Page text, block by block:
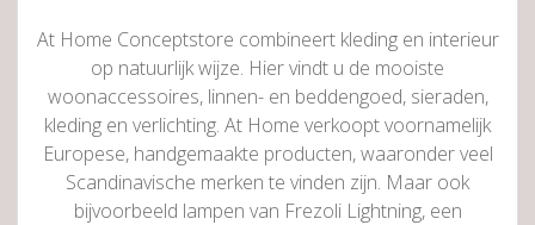
At Home Conceptstore combineert kleding en interieur
op natuurlijk wijze. Hier vindt u de mooiste
woonaccessoires, linnen- en beddengoed, sieraden,
kleding en verlichting. At Home verkoopt voornamelijk
Europese, handgemaakte producten, waaronder veel
Scandinavische merken te vinden zijn. Maar ook
bijvoorbeeld lampen van Frezoli Lightning, een